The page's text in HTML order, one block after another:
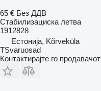
65 € Без ДДВ
Стабилизациска летва
1912828
Естонија, Kõrveküla
TSvaruosad
Контактирајте го продавачот